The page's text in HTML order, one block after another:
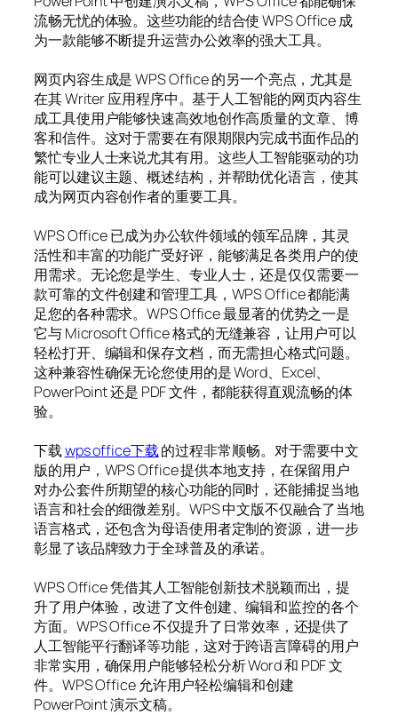
流畅无忧的体验。这些功能的结合使 WPS Office 成
为一款能够不断提升运营办公效率的强大工具。
网页内容生成是 WPS Office 的另一个亮点，尤其是
在其 Writer 应用程序中。基于人工智能的网页内容生
成工具使用户能够快速高效地创作高质量的文章、博
客和信件。这对于需要在有限期限内完成书面作品的
繁忙专业人士来说尤其有用。这些人工智能驱动的功
能可以建议主题、概述结构，并帮助优化语言，使其
成为网页内容创作者的重要工具。
WPS Office 已成为办公软件领域的领军品牌，其灵
活性和丰富的功能广受好评，能够满足各类用户的使
用需求。无论您是学生、专业人士，还是仅仅需要一
款可靠的文件创建和管理工具，WPS Office 都能满
足您的各种需求。WPS Office 最显著的优势之一是
它与 Microsoft Office 格式的无缝兼容，让用户可以
轻松打开、编辑和保存文档，而无需担心格式问题。
这种兼容性确保无论您使用的是 Word、Excel、
PowerPoint 还是 PDF 文件，都能获得直观流畅的体
验。
下载wps office下载的过程非常顺畅。对于需要中文
版的用户，WPS Office 提供本地支持，在保留用户
对办公套件所期望的核心功能的同时，还能捕捉当地
语言和社会的细微差别。WPS 中文版不仅融合了当地
语言格式，还包含为母语使用者定制的资源，进一步
彰显了该品牌致力于全球普及的承诺。
WPS Office 凭借其人工智能创新技术脱颖而出，提
升了用户体验，改进了文件创建、编辑和监控的各个
方面。WPS Office 不仅提升了日常效率，还提供了
人工智能平行翻译等功能，这对于跨语言障碍的用户
非常实用，确保用户能够轻松分析 Word 和 PDF 文
件。WPS Office 允许用户轻松编辑和创建
PowerPoint 演示文稿。